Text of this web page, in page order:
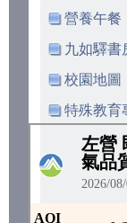
營養午餐
九如驛書
校園地圖
特殊教育